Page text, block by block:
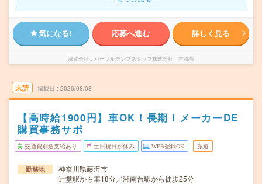
気になる! 応募へ進む 詳しく見る
派遣会社 パーソルテンプスタッフ株式会社 首都圏
未読 掲載日 2026/08/08
【高時給1900円】車OK！長期！メーカーDE
購買事務サポ
交通費別途支給あり 土日祝日が休み WEB登録OK 派遣
勤務地
神奈川県藤沢市
辻堂駅から車18分／湘南台駅から徒歩25分